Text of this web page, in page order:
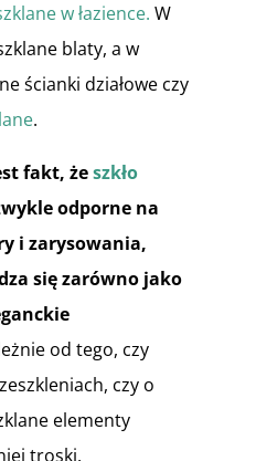
w łazience. W
blaty, a w
ścianki działowe czy
.
fakt, że szkło
odporne na
i zarysowania,
się zarówno jako
od tego, czy
czy o
elementy
troski.